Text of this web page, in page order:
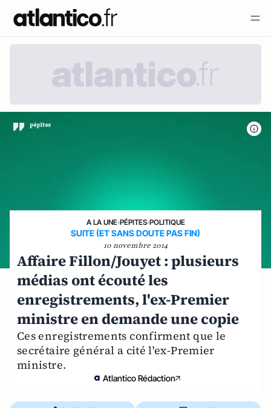
A LA UNE›PÉPITES›POLITIQUE
SUITE (ET SANS DOUTE PAS FIN)
10 novembre 2014
Affaire Fillon/Jouyet : plusieurs
médias ont écouté les
enregistrements, l'ex-Premier
ministre en demande une copie
Ces enregistrements confirment que le
secrétaire général a cité l'ex-Premier
ministre.
Atlantico Rédaction